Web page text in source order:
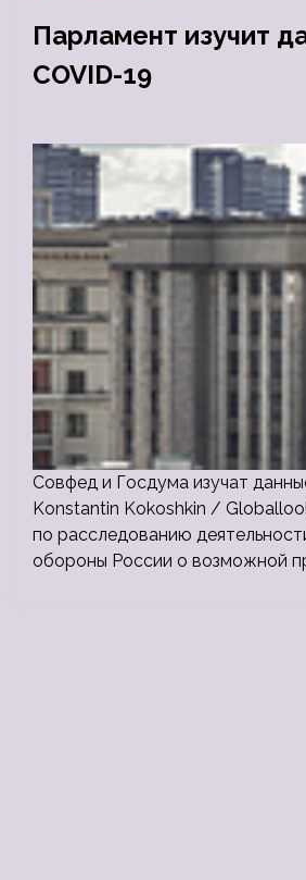
Парламент изучит
COVID-19
Совфед и Госдума изучат
Konstantin Kokoshkin /
по расследованию
обороны России о возможной